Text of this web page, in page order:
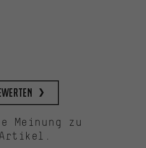
Meinung zu
Artikel.